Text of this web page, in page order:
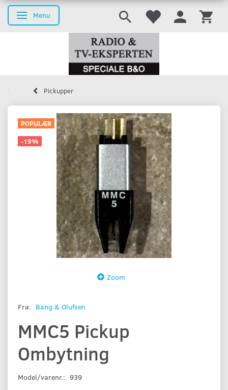
Skifte navigation
Menu
Pickupper
POPULÆR
-19%
Zoom
Fra: Bang & Olufsen
MMC5 Pickup
Ombytning
Model/varenr.: 939